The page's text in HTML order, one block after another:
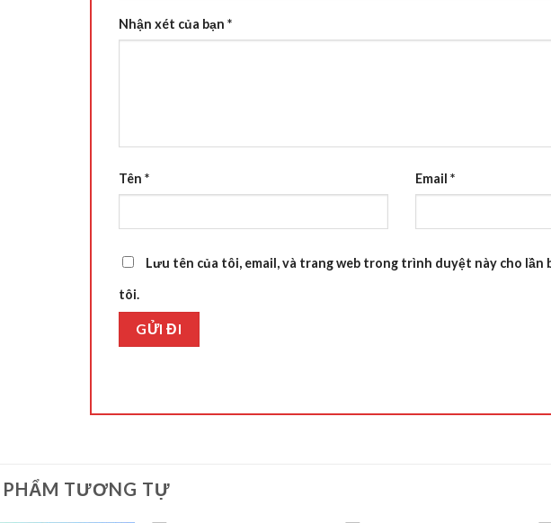
Nhận xét của bạn *
Tên * Email *
Lưu tên của tôi, email, và trang web trong trình duyệt này cho lần
tôi.
PHẨM TƯƠNG TỰ